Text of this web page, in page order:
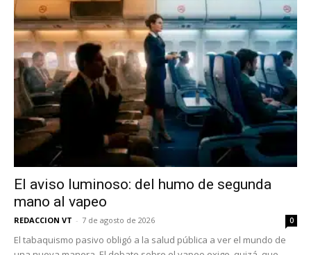
No te pierdas de las
últimas noticias
El aviso luminoso: del humo de segunda
mano al vapeo
REDACCION VT - 7 de agosto de 2026 0
El tabaquismo pasivo obligó a la salud pública a ver el mundo de